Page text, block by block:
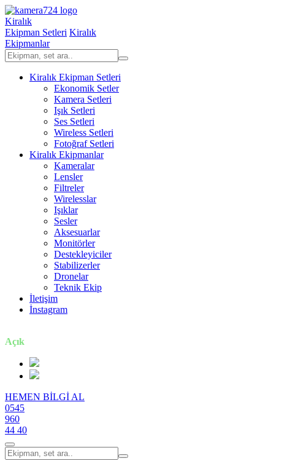
Kiralık
Ekipman Setleri Kiralık
Ekipmanlar
Kiralık Ekipman Setleri
Ekonomik Setler
Kamera Setleri
Işık Setleri
Ses Setleri
Wireless Setleri
Fotoğraf Setleri
Kiralık Ekipmanlar
Kameralar
Lensler
Filtreler
Wirelesslar
Işıklar
Sesler
Aksesuarlar
Monitörler
Destekleyiciler
Stabilizerler
Dronelar
Teknik Ekip
İletişim
İnstagram
Açık
HEMEN BİLGİ AL
0545
960
44 40